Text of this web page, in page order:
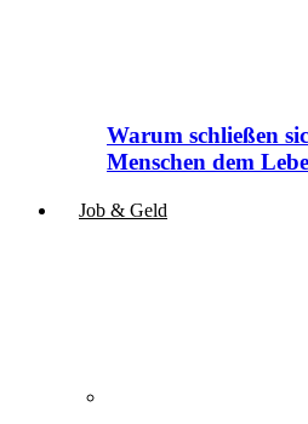
Warum schließen
Menschen dem
Job & Geld